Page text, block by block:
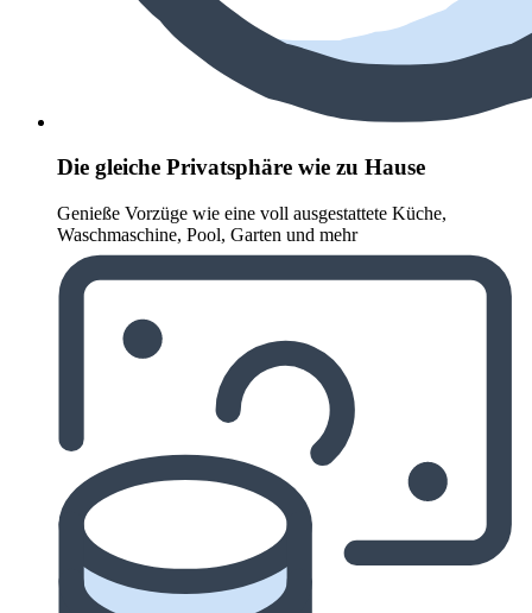
Die gleiche Privatsphäre wie zu Hause
Genieße Vorzüge wie eine voll ausgestattete Küche,
Waschmaschine, Pool, Garten und mehr